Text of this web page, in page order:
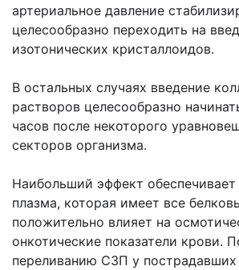
артериальное давление
целесообразно переходить на
изотонических кристаллоидов.
В остальных случаях введение
растворов целесообразно
часов после некоторого
секторов организма.
Наибольший эффект обеспечивает
плазма, которая имеет все
положительно влияет на
онкотические показатели крови.
переливанию СЗП у